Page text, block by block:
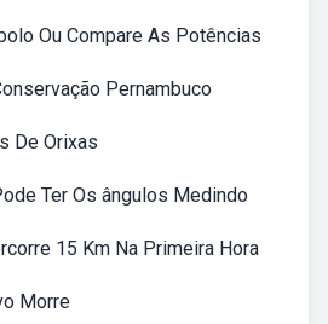
Ou Compare As Potências
Pernambuco
De Orixas
Ter Os ângulos Medindo
15 Km Na Primeira Hora
Morre